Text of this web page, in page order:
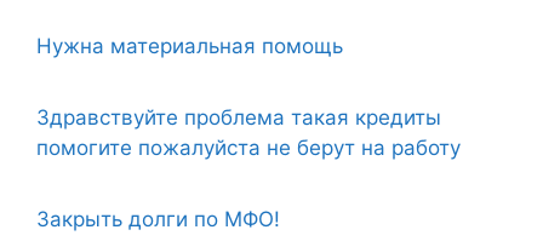
Нужна материальная помощь
Здравствуйте проблема такая кредиты
помогите пожалуйста не берут на работу
Закрыть долги по МФО!